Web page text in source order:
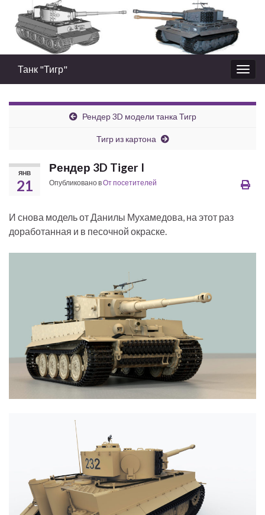
Вкл/
выкл
Танк "Тигр"
Рендер 3D модели танка Тигр
Тигр из картона
ЯНВ
21
Рендер 3D Tiger I
Опубликовано вОт посетителей
И снова модель от Данилы Мухамедова, на этот раз
доработанная и в песочной окраске.